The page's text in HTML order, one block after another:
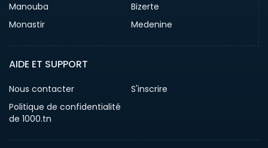
Manouba
Bizerte
Monastir
Medenine
AIDE ET SUPPORT
Nous contacter
S'inscrire
Politique de confidentialité
de 1000.tn